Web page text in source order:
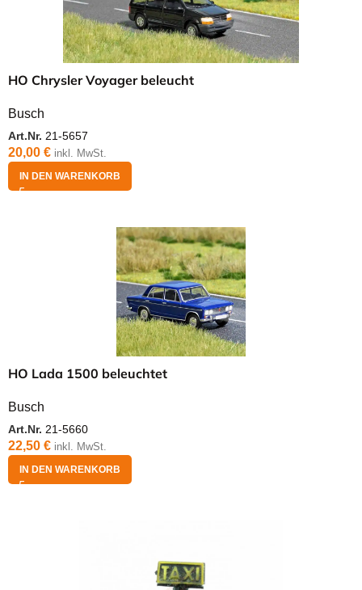
HO Chrysler Voyager beleucht
Busch
Art.Nr. 21-5657
20,00 € inkl. MwSt.
IN DEN WARENKORB
HO Lada 1500 beleuchtet
Busch
Art.Nr. 21-5660
22,50 € inkl. MwSt.
IN DEN WARENKORB